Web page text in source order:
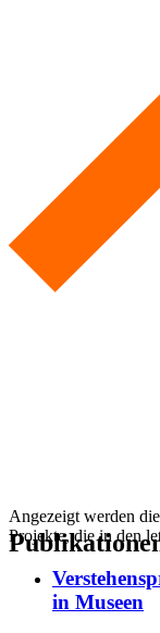
Angezeigt werden
Projekte, die in den
in Museen